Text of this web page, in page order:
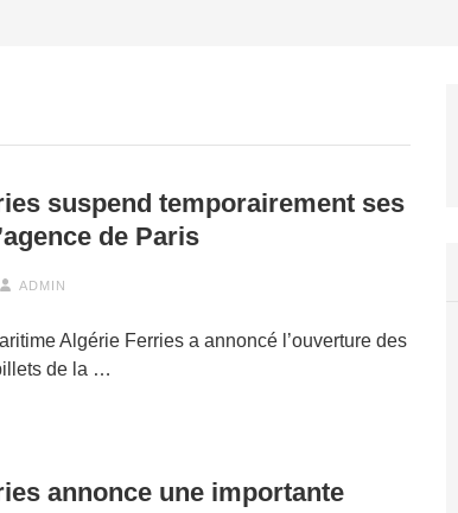
suspend temporairement ses
de Paris
ADMIN
Algérie Ferries a annoncé l’ouverture des
de la …
annonce une importante